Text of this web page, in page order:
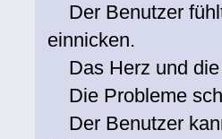
Der Benutzer
einnicken.
Das Herz und die
Die Probleme
Der Benutzer